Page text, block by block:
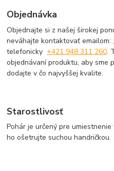
Objednávka
Objednajte si z našej širokej
neváhajte kontaktovať emailom:
telefonicky+421 948 311 260.
objednávaní produktu, aby sme
dodajte v čo najvyššej kvalite.
Starostlivosť
Pohár je určený pre
ho ošetrujte suchou handričkou.